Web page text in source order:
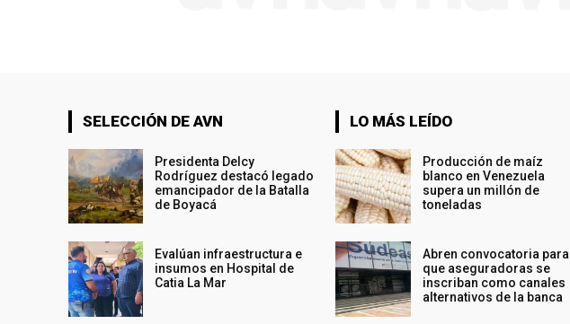
SELECCIÓN DE AVN
Presidenta Delcy
Rodríguez destacó legado
emancipador de la Batalla
de Boyacá
Evalúan infraestructura e
insumos en Hospital de
Catia La Mar
LO MÁS LEÍDO
Producción de maíz
blanco en Venezuela
supera un millón de
toneladas
Abren convocatoria para
que aseguradoras se
inscriban como canales
alternativos de la banca